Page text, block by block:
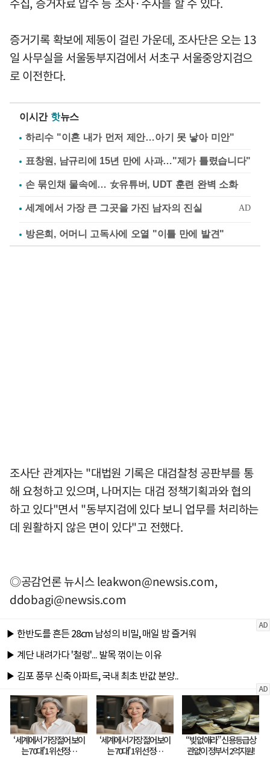
증거기록 확보에 제동이 걸린 가운데, 조사단은 오는 13
일 사무실을 서울동부지검에서 서초구 서울중앙지검으
로 이전한다.
이시간 핫뉴스
하리수 "이혼 내가 먼저 제안…아기 못 낳아 미안"
표창원, 남규리에 15년 만에 사과…"제가 틀렸습니다"
손 묶인채 물속에… 女유튜버, UDT 훈련 완벽 소화
방은희, 어머니 고독사에 오열 "이틀 만에 발견"
조사단 관계자는 "대법원 기록은 대검찰청 공판부를 통
해 요청하고 있으며, 나머지는 대검 정책기획과와 협의
하고 있다"면서 "동부지검에 있다 보니 업무를 처리하는
데 원활하지 않은 면이 있다"고 전했다.
◎공감언론 뉴시스leakwon@newsis.com,
ddobagi@newsis.com